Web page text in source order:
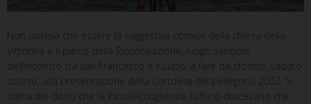
Non poteva che essere la suggestiva cornice della chiesa della
Vittorina e il parco della Riconciliazione, luogo simbolo
dell’incontro tra san Francesco e il Lupo, a fare da sfondo, sabato
scorso, alla presentazione della Cartolina del pellegrino 2022. Si
tratta del dono che la PiccolAccoglienza, l’ufficio diocesano che